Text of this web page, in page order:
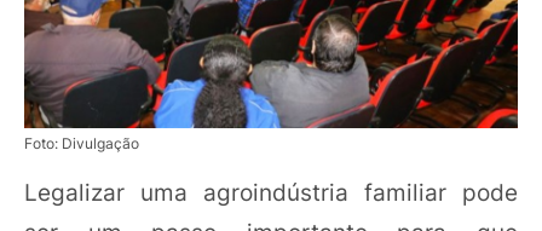
Foto: Divulgação
Legalizar uma agroindústria familiar pode